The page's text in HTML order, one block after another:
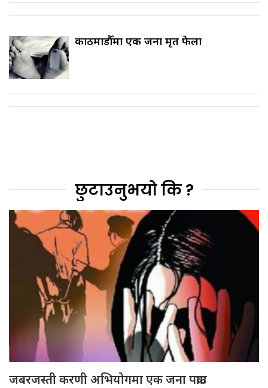
काठमाडौँमा एक जना मृत फेला
छुटाउनुभयो कि ?
जबरजस्ती करणी अभियोगमा एक जना पक्राउ